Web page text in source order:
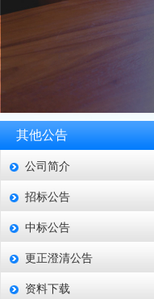
其他公告
公司简介
招标公告
中标公告
更正澄清公告
资料下载